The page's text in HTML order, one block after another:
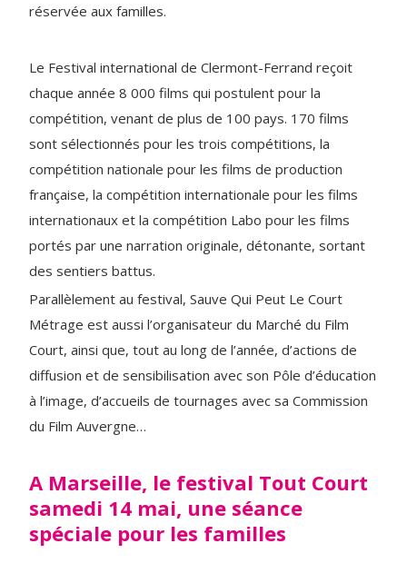
réservée aux familles.
Le Festival international de Clermont-Ferrand reçoit
chaque année 8 000 films qui postulent pour la
compétition, venant de plus de 100 pays. 170 films
sont sélectionnés pour les trois compétitions, la
compétition nationale pour les films de production
française, la compétition internationale pour les films
internationaux et la compétition Labo pour les films
portés par une narration originale, détonante, sortant
des sentiers battus.
Parallèlement au festival, Sauve Qui Peut Le Court
Métrage est aussi l’organisateur du Marché du Film
Court, ainsi que, tout au long de l’année, d’actions de
diffusion et de sensibilisation avec son Pôle d’éducation
à l’image, d’accueils de tournages avec sa Commission
du Film Auvergne…
A Marseille, le festival Tout Court
samedi 14 mai, une séance
spéciale pour les familles